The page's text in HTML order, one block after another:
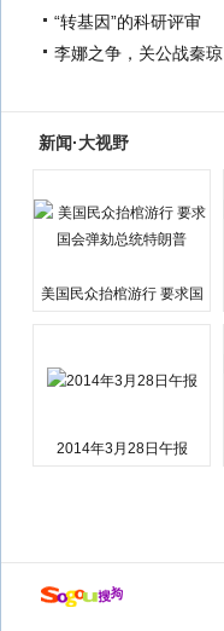
“转基因”的科研评审
李娜之争，关公战秦琼
新闻·大视野
美国民众抬棺游行 要求国
2014年3月28日午报